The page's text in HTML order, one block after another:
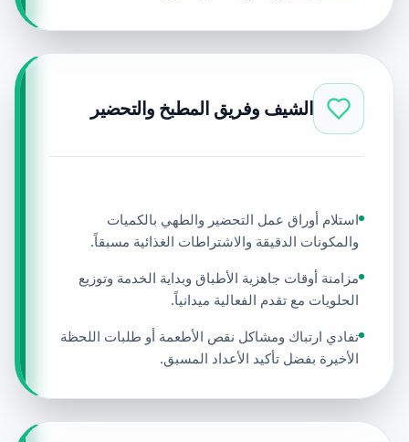
الشيف وفريق المطبخ والتحضير
استلام أوراق عمل التحضير والطهي بالكميات
والمكونات الدقيقة والاشتراطات الغذائية مسبقاً.
مزامنة أوقات جاهزية الأطباق وبداية الخدمة وتوزيع
الحلويات مع تقدم الفعالية ميدانياً.
تفادي ارتباك ومشاكل نقص الأطعمة أو طلبات اللحظة
الأخيرة بفضل تأكيد الأعداد المسبق.